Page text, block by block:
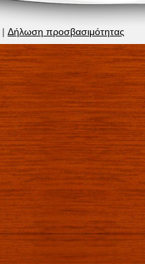
| Δήλωση προσβασιμότητας